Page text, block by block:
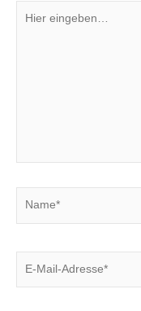
eingeben…
Mail-